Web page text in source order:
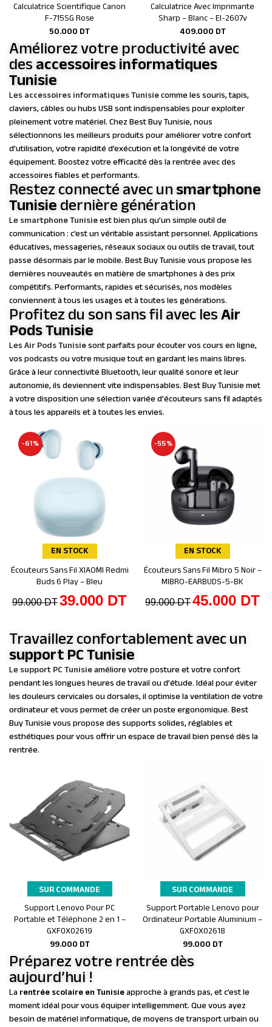
Ajouter au panier
Calculatrice Scientifique Canon
F-715SG Rose
50.000 DT
Ajouter au panier
Calculatrice Avec Imprimante
Sharp – Blanc – El-2607v
409.000 DT
Améliorez votre productivité avec
desaccessoires informatiques
Tunisie
Les accessoires informatiques Tunisiecomme les souris, tapis,
claviers, câbles ou hubs USB sont indispensables pour exploiter
pleinement votre matériel. Chez Best Buy Tunisie, nous
sélectionnons les meilleurs produits pour améliorer votre confort
d’utilisation, votre rapidité d’exécution et la longévité de votre
équipement. Boostez votre efficacité dès la rentrée avec des
accessoires fiables et performants.
Restez connecté avec unsmartphone
Tunisiedernière génération
Le smartphone Tunisieest bien plus qu’un simple outil de
communication : c’est un véritable assistant personnel. Applications
éducatives, messageries, réseaux sociaux ou outils de travail, tout
passe désormais par le mobile. Best Buy Tunisie vous propose les
dernières nouveautés en matière de smartphones à des prix
compétitifs. Performants, rapides et sécurisés, nos modèles
conviennent à tous les usages et à toutes les générations.
Profitez du son sans fil avec lesAir
Pods Tunisie
LesAir Pods Tunisiesont parfaits pour écouter vos cours en ligne,
vos podcasts ou votre musique tout en gardant les mains libres.
Grâce à leur connectivité Bluetooth, leur qualité sonore et leur
autonomie, ils deviennent vite indispensables. Best Buy Tunisie met
à votre disposition une sélection variée d’écouteurs sans fil adaptés
à tous les appareils et à toutes les envies.
-61%
EN STOCK
Ajouter au panier
Écouteurs Sans Fil XIAOMI Redmi
Buds 6 Play – Bleu
99.000DT39.000 DT
-55%
EN STOCK
Ajouter au panier
Écouteurs Sans Fil Mibro 5 Noir –
MIBRO-EARBUDS-5-BK
99.000DT45.000 DT
Travaillez confortablement avec un
support PC Tunisie
Le support PC Tunisieaméliore votre posture et votre confort
pendant les longues heures de travail ou d’étude. Idéal pour éviter
les douleurs cervicales ou dorsales, il optimise la ventilation de votre
ordinateur et vous permet de créer un poste ergonomique. Best
Buy Tunisie vous propose des supports solides, réglables et
esthétiques pour vous offrir un espace de travail bien pensé dès la
rentrée.
SUR COMMANDE
Ajouter au panier
Support Lenovo Pour PC
Portable et Téléphone 2 en 1 –
GXF0X02619
99.000 DT
SUR COMMANDE
Ajouter au panier
Support Portable Lenovo pour
Ordinateur Portable Aluminium –
GXF0X02618
99.000 DT
Préparez votre rentrée dès
aujourd’hui !
Larentrée scolaire en Tunisieapproche à grands pas, et c’est le
moment idéal pour vous équiper intelligemment. Que vous ayez
besoin de matériel informatique, de moyens de transport urbain ou